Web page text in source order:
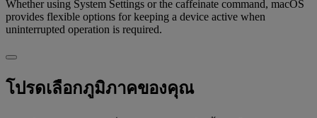
Whether using System Settings or the caffeinate command, macOS
provides flexible options for keeping a device active when
uninterrupted operation is required.
โปรดเลือกภูมิภาคของคุณ